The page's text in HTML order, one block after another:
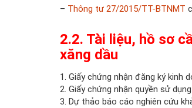
– Thông tư 27/2015/TT-BTNMT
2.2. Tài liệu, hồ sơ
xăng dầu
Giấy chứng nhận đăng ký kinh
Giấy chứng nhận quyền sử
Dự thảo báo cáo nghiên cứu